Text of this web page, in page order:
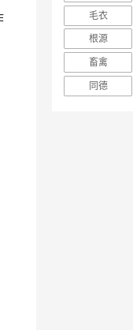
毛衣
根源
畜禽
同德